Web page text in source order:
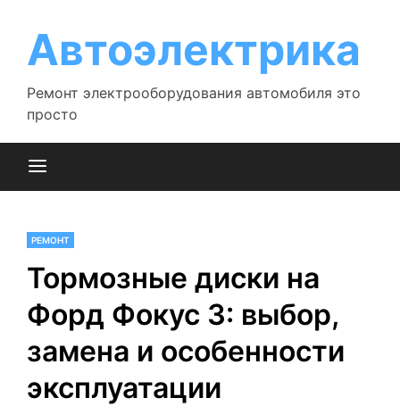
содержимому
Автоэлектрика
Ремонт электрооборудования автомобиля это
просто
РЕМОНТ
Тормозные диски на
Форд Фокус 3: выбор,
замена и особенности
эксплуатации